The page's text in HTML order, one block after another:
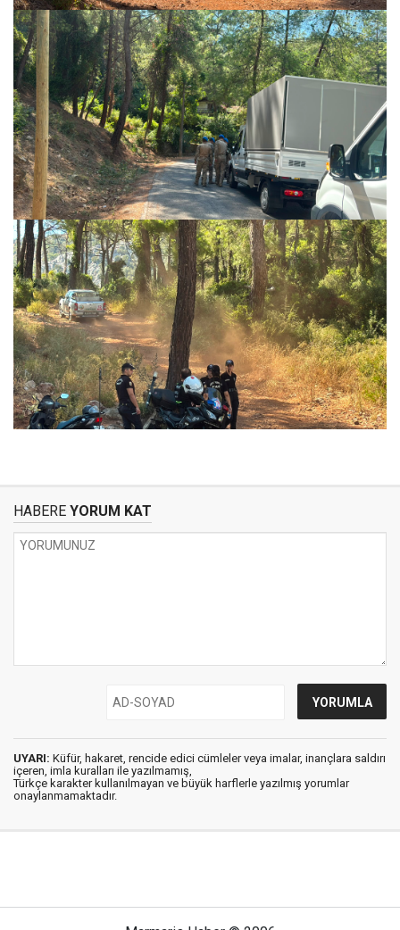
HABERE YORUM KAT
UYARI: Küfür, hakaret, rencide edici cümleler veya imalar, inançlara saldırı
içeren, imla kuralları ile yazılmamış,
Türkçe karakter kullanılmayan ve büyük harflerle yazılmış yorumlar
onaylanmamaktadır.